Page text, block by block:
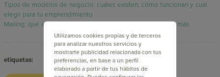
Tipos de modelos de negocio: cuáles existen, cómo funcionan y cuál
elegir para tu emprendimiento
Mailing: qué es, cómo funciona y cómo usarlo para vender más
etiquetas:
Utilizamos cookies propias y de terceros
para analizar nuestros servicios y
mostrarte publicidad relacionada con tus
preferencias, en base a un perfil
elaborado a partir de tus hábitos de